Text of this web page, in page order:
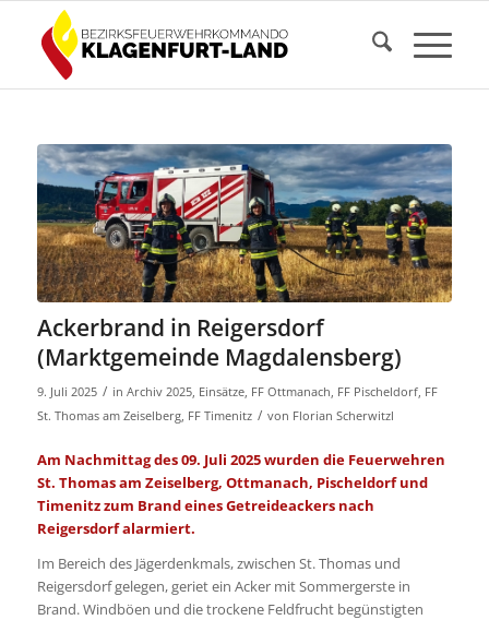
Ackerbrand in Reigersdorf
(Marktgemeinde Magdalensberg)
9. Juli 2025 / in Archiv 2025, Einsätze, FF Ottmanach FF Pischeldorf, FF
St. Thomas am Zeiselberg, FF Timenitz / von Florian Scherwitzl
Am Nachmittag des 09. Juli 2025 wurden die Feuerwehren
St. Thomas am Zeiselberg, Ottmanach, Pischeldorf und
Timenitz zum Brand eines Getreideackers nach
Reigersdorf alarmiert.
Im Bereich des Jägerdenkmals, zwischen St. Thomas und
Reigersdorf gelegen, geriet ein Acker mit Sommergerste in
Brand. Windböen und die trockene Feldfrucht begünstigten